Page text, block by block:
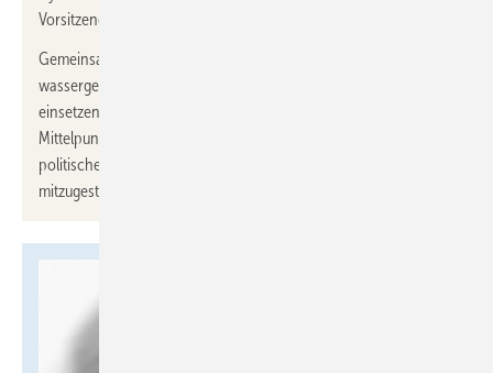
Vorsitzender.
Gemeinsam wollen sie sich für die stärkere Verankerung
wassergeführter Systeme in der nachhaltigen Gebäudetechnik
einsetzen. Ziel ist es, die Vorteile dieser Systeme in den
Mittelpunkt der öffentlichen Wahrnehmung zu rücken und die
politischen sowie wirtschaftlichen Rahmenbedingungen aktiv
mitzugestalten.